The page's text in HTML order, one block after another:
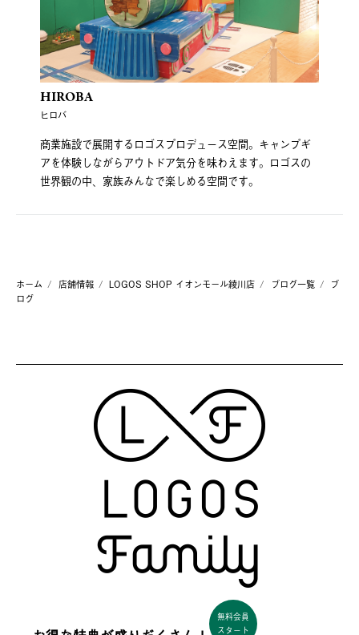
HIROBA
ヒロバ
商業施設で展開するロゴスプロデュース空間。キャンプギ
アを体験しながらアウトドア気分を味わえます。ロゴスの
世界観の中、家族みんなで楽しめる空間です。
ホーム 店舗情報 LOGOS SHOP イオンモール綾川店 ブログ一覧
ブ
ログ
無料会員
スタート